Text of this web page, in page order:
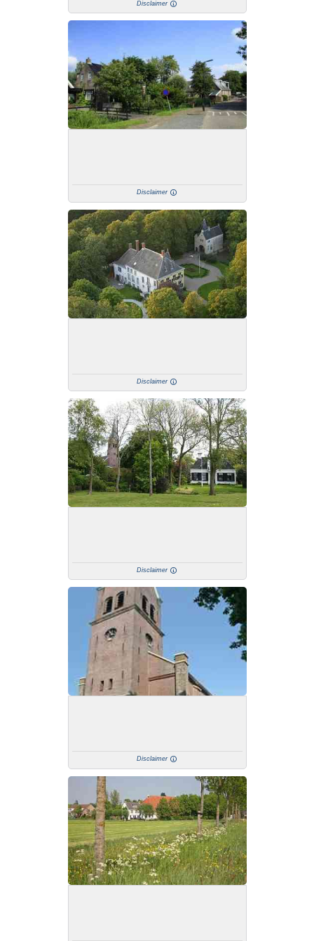
Disclaimer
Disclaimer
Disclaimer
Disclaimer
Disclaimer